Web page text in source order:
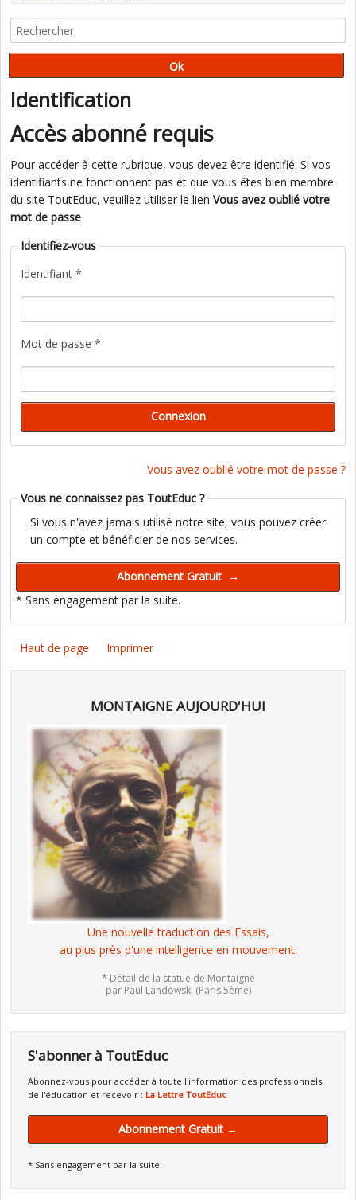
Identification
Accès abonné requis
Pour accéder à cette rubrique, vous devez être identifié. Si vos
identifiants ne fonctionnent pas et que vous êtes bien membre
du site ToutEduc, veuillez utiliser le lien Vous avez oublié votre
mot de passe
Identifiez-vous
Identifiant *
Mot de passe *
Vous avez oublié votre mot de passe ?
Vous ne connaissez pas ToutEduc ?
Si vous n'avez jamais utilisé notre site, vous pouvez créer
un compte et bénéficier de nos services.
* Sans engagement par la suite.
Haut de page Imprimer
MONTAIGNE AUJOURD'HUI
Une nouvelle traduction des Essais,
au plus près d'une intelligence en mouvement.
* Détail de la statue de Montaigne
par Paul Landowski (Paris 5ème)
S'abonner à ToutEduc
Abonnez-vous pour accéder à toute l'information des professionnels
de l'éducation et recevoir : La Lettre ToutEduc
Abonnement Gratuit →
* Sans engagement par la suite.